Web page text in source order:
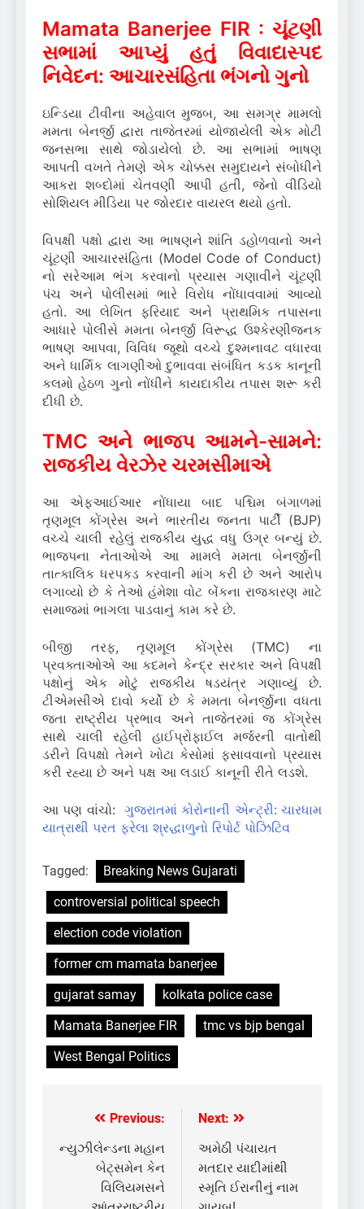
Mamata Banerjee FIR : ચૂંટણી
સભામાં આપ્યું હતું વિવાદાસ્પદ
નિવેદન: આચારસંહિતા ભંગનો ગુનો
ઇન્ડિયા ટીવીના અહેવાલ મુજબ, આ સમગ્ર મામલો
મમતા બેનર્જી દ્વારા તાજેતરમાં યોજાયેલી એક મોટી
જનસભા સાથે જોડાયેલો છે. આ સભામાં ભાષણ
આપતી વખતે તેમણે એક ચોક્કસ સમુદાયને સંબોધીને
આકરા શબ્દોમાં ચેતવણી આપી હતી, જેનો વીડિયો
સોશિયલ મીડિયા પર જોરદાર વાયરલ થયો હતો.
વિપક્ષી પક્ષો દ્વારા આ ભાષણને શાંતિ ડહોળવાનો અને
ચૂંટણી આચારસંહિતા (Model Code of Conduct)
નો સરેઆમ ભંગ કરવાનો પ્રયાસ ગણાવીને ચૂંટણી
પંચ અને પોલીસમાં ભારે વિરોધ નોંધાવવામાં આવ્યો
હતો. આ લેખિત ફરિયાદ અને પ્રાથમિક તપાસના
આધારે પોલીસે મમતા બેનર્જી વિરૂદ્ધ ઉશ્કેરણીજનક
ભાષણ આપવા, વિવિધ જૂથો વચ્ચે દુશ્મનાવટ વધારવા
અને ધાર્મિક લાગણીઓ દુભાવવા સંબંધિત કડક કાનૂની
કલમો હેઠળ ગુનો નોંધીને કાયદાકીય તપાસ શરૂ કરી
દીધી છે.
TMC અને ભાજપ આમને-સામને:
રાજકીય વેરઝેર ચરમસીમાએ
આ એફઆઈઆર નોંધાયા બાદ પશ્ચિમ બંગાળમાં
તૃણમૂલ કોંગ્રેસ અને ભારતીય જનતા પાર્ટી (BJP)
વચ્ચે ચાલી રહેલું રાજકીય યુદ્ધ વધુ ઉગ્ર બન્યું છે.
ભાજપના નેતાઓએ આ મામલે મમતા બેનર્જીની
તાત્કાલિક ધરપકડ કરવાની માંગ કરી છે અને આરોપ
લગાવ્યો છે કે તેઓ હંમેશા વોટ બેંકના રાજકારણ માટે
સમાજમાં ભાગલા પાડવાનું કામ કરે છે.
બીજી તરફ, તૃણમૂલ કોંગ્રેસ (TMC) ના
પ્રવક્તાઓએ આ કદમને કેન્દ્ર સરકાર અને વિપક્ષી
પક્ષોનું એક મોટું રાજકીય ષડયંત્ર ગણાવ્યું છે.
ટીએમસીએ દાવો કર્યો છે કે મમતા બેનર્જીના વધતા
જતા રાષ્ટ્રીય પ્રભાવ અને તાજેતરમાં જ કોંગ્રેસ
સાથે ચાલી રહેલી હાઈપ્રોફાઈલ મર્જરની વાતોથી
ડરીને વિપક્ષો તેમને ખોટા કેસોમાં ફસાવવાનો પ્રયાસ
કરી રહ્યા છે અને પક્ષ આ લડાઈ કાનૂની રીતે લડશે.
આ પણ વાંચો: ગુજરાતમાં કોરોનાની એન્ટ્રી: ચારધામ
યાત્રાથી પરત ફરેલા શ્રદ્ધાળુનો રિપોર્ટ પોઝિટિવ
Tagged:
Breaking News Gujarati
controversial political speech
election code violation
former cm mamata banerjee
gujarat samay
kolkata police case
Mamata Banerjee FIR
tmc vs bjp bengal
West Bengal Politics
Post
navigation
Previous:
ન્યુઝીલેન્ડના મહાન
બેટ્સમેન કેન
વિલિયમસને
Next:
અમેઠી પંચાયત
મતદાર યાદીમાંથી
સ્મૃતિ ઈરાનીનું નામ